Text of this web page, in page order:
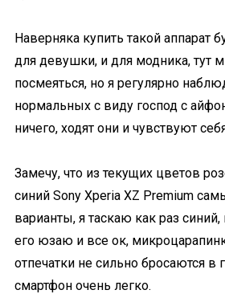
Наверняка купить такой аппарат
для девушки, и для модника, тут
посмеяться, но я регулярно
нормальных с виду господ с
ничего, ходят они и чувствуют
Замечу, что из текущих цветов
синий Sony Xperia XZ Premium
варианты, я таскаю как раз
его юзаю и все ок,
отпечатки не сильно бросаются в
смартфон очень легко.